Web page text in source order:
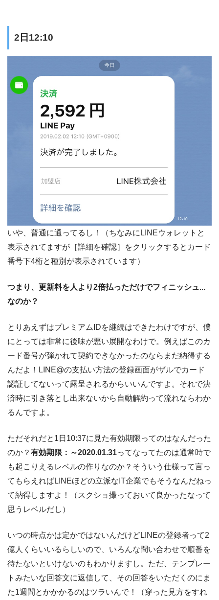
2日12:10
いや、普通に通ってるし！（ちなみにLINEウォレットと
表示されてますが［詳細を確認］をクリックするとカード
番号下4桁と種別が表示されています）
つまり、更新料を人より2倍払っただけでフィニッシュ...
なのか？
とりあえずはプレミアムIDを継続はできたわけですが、僕
にとっては非常に後味が悪い展開なわけで。例えばこのカ
ード番号が弾かれて契約できなかったのならまだ納得する
んだよ！LINE@の支払い方法の登録画面がザルでカード
認証してないって露呈されるからいいんですよ。それで決
済時に引き落とし出来ないから自動解約って流れならわか
るんですよ。
ただそれだと1日10:37に見た有効期限ってのはなんだった
のか？ 有効期限：～2020.01.31ってなってたのは通常時で
も起こりえるレベルの作りなのか？そういう仕様って言っ
てもらえればLINEほどの立派なIT企業でもそうなんだねっ
て納得しますよ！（スクショ撮っておいて良かったなって
思うレベルだし）
いつの時点かは定かではないんだけどLINEの登録者って2
億人くらいいるらしいので、いろんな問い合わせで順番を
待たないといけないのもわかりますし。ただ、テンプレー
トみたいな回答文に返信して、その回答をいただくのにま
た1週間とかかかるのはツラいんで！（穿った見方をすれ